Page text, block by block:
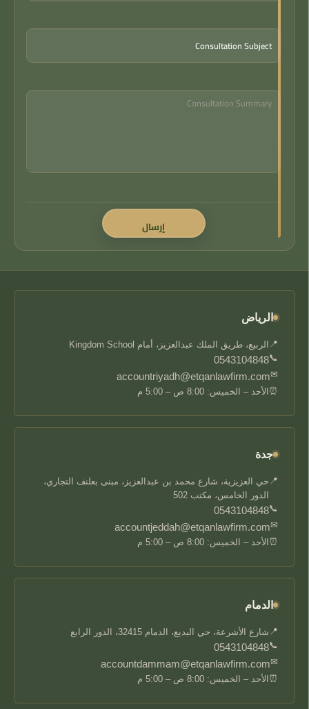
الرياض
📍 الربيع، طريق الملك عبدالعزيز، أمام Kingdom School
📞
0543104848
✉
accountriyadh@etqanlawfirm.com
⏰ الأحد – الخميس: 8:00 ص – 5:00 م
جدة
📍 حي العزيزية، شارع محمد بن عبدالعزيز، مبنى بعلنف التجاري،
الدور الخامس، مكتب 502
📞
0543104848
✉
accountjeddah@etqanlawfirm.com
⏰ الأحد – الخميس: 8:00 ص – 5:00 م
الدمام
📍 شارع الأشرعة، حي البديع، الدمام 32415، الدور الرابع
📞
0543104848
✉
accountdammam@etqanlawfirm.com
⏰ الأحد – الخميس: 8:00 ص – 5:00 م